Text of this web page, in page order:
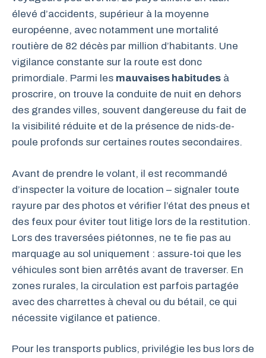
élevé d’accidents, supérieur à la moyenne
européenne, avec notamment une mortalité
routière de 82 décès par million d’habitants. Une
vigilance constante sur la route est donc
primordiale. Parmi les mauvaises habitudes à
proscrire, on trouve la conduite de nuit en dehors
des grandes villes, souvent dangereuse du fait de
la visibilité réduite et de la présence de nids-de-
poule profonds sur certaines routes secondaires.
Avant de prendre le volant, il est recommandé
d’inspecter la voiture de location – signaler toute
rayure par des photos et vérifier l’état des pneus et
des feux pour éviter tout litige lors de la restitution.
Lors des traversées piétonnes, ne te fie pas au
marquage au sol uniquement : assure-toi que les
véhicules sont bien arrêtés avant de traverser. En
zones rurales, la circulation est parfois partagée
avec des charrettes à cheval ou du bétail, ce qui
nécessite vigilance et patience.
Pour les transports publics, privilégie les bus lors de